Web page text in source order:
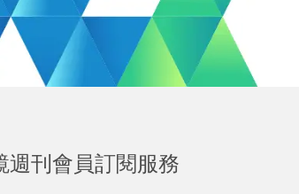
週刊會員訂閱服務